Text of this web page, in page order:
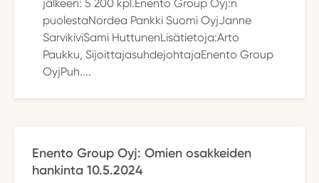
jälkeen: 5 200 kpl.Enento Group Oyj:n
puolestaNordea Pankki Suomi OyjJanne
SarvikiviSami HuttunenLisätietoja:Arto
Paukku, SijoittajasuhdejohtajaEnento Group
OyjPuh....
Enento Group Oyj: Omien osakkeiden
hankinta 10.5.2024